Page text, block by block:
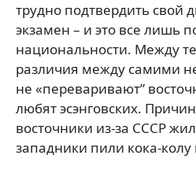
трудно подтвердить свой
экзамен – и это все лишь
национальности. Между
различия между самими
не «переваривают”
любят эсэнговских.
восточники из-за СССР
западники пили кока-